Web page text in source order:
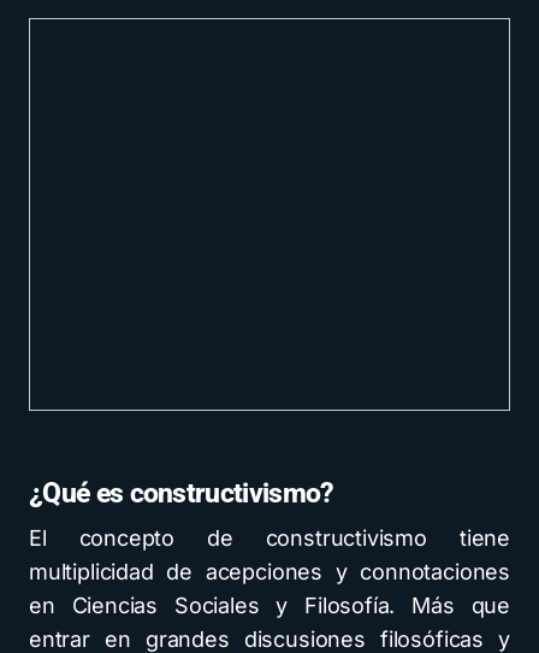
¿Qué es constructivismo?
El concepto de constructivismo tiene
multiplicidad de acepciones y connotaciones
en Ciencias Sociales y Filosofía. Más que
entrar en grandes discusiones filosóficas y